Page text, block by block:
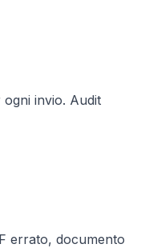
invio. Audit
errato, documento